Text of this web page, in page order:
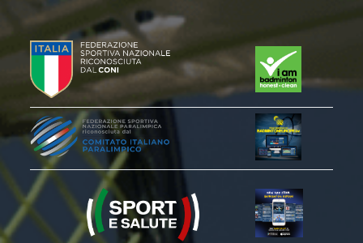
GARE ED EVENTI
CALENDARIO
COMUNICATI
ALBO D'ORO CAMPIONATI ITALIANI
CAMPIONATI A SQUADRE
EVENTI INTERNAZIONALI
CLASSIFICHE NAZIONALI